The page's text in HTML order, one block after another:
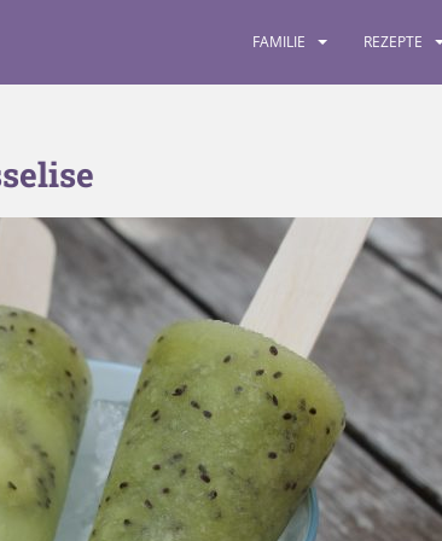
FAMILIE REZEPTE